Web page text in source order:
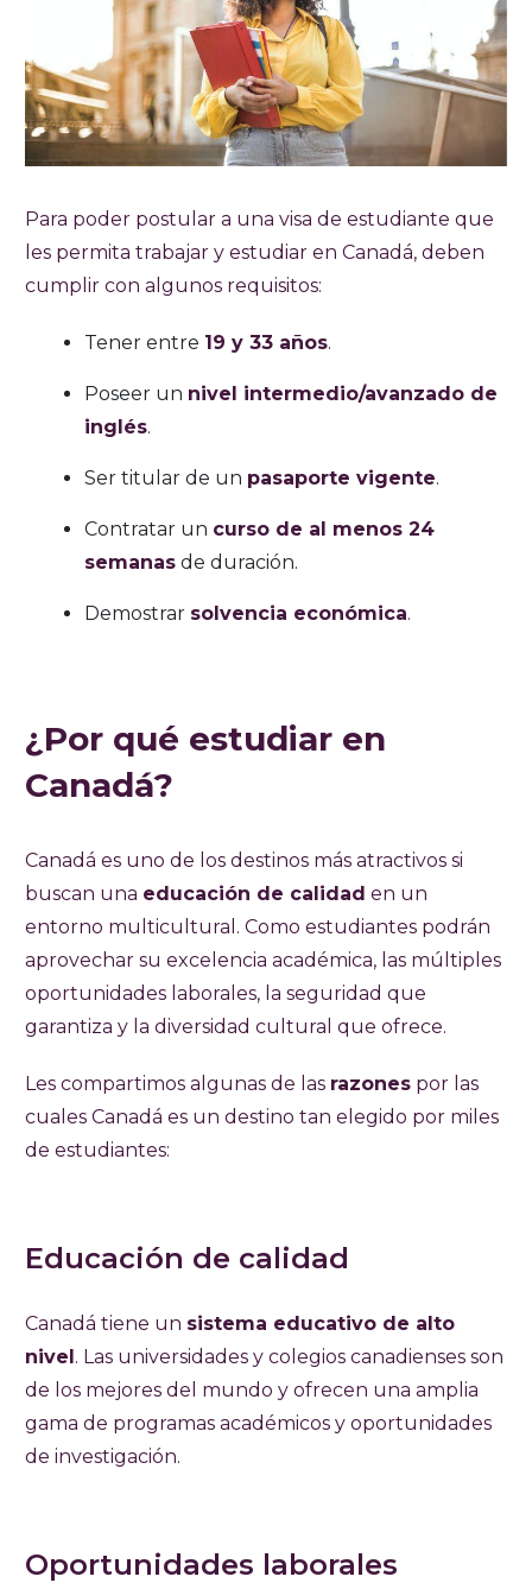
Para poder postular a una visa de estudiante que
les permita trabajar y estudiar en Canadá, deben
cumplir con algunos requisitos:
Tener entre 19 y 33 años.
Poseer un nivel intermedio/avanzado de
inglés.
Ser titular de un pasaporte vigente.
Contratar un curso de al menos 24
semanas de duración.
Demostrar solvencia económica.
¿Por qué estudiar en
Canadá?
Canadá es uno de los destinos más atractivos si
buscan una educación de calidad en un
entorno multicultural. Como estudiantes podrán
aprovechar su excelencia académica, las múltiples
oportunidades laborales, la seguridad que
garantiza y la diversidad cultural que ofrece.
Les compartimos algunas de las razones por las
cuales Canadá es un destino tan elegido por miles
de estudiantes:
Educación de calidad
Canadá tiene un sistema educativo de alto
nivel. Las universidades y colegios canadienses son
de los mejores del mundo y ofrecen una amplia
gama de programas académicos y oportunidades
de investigación.
Oportunidades laborales